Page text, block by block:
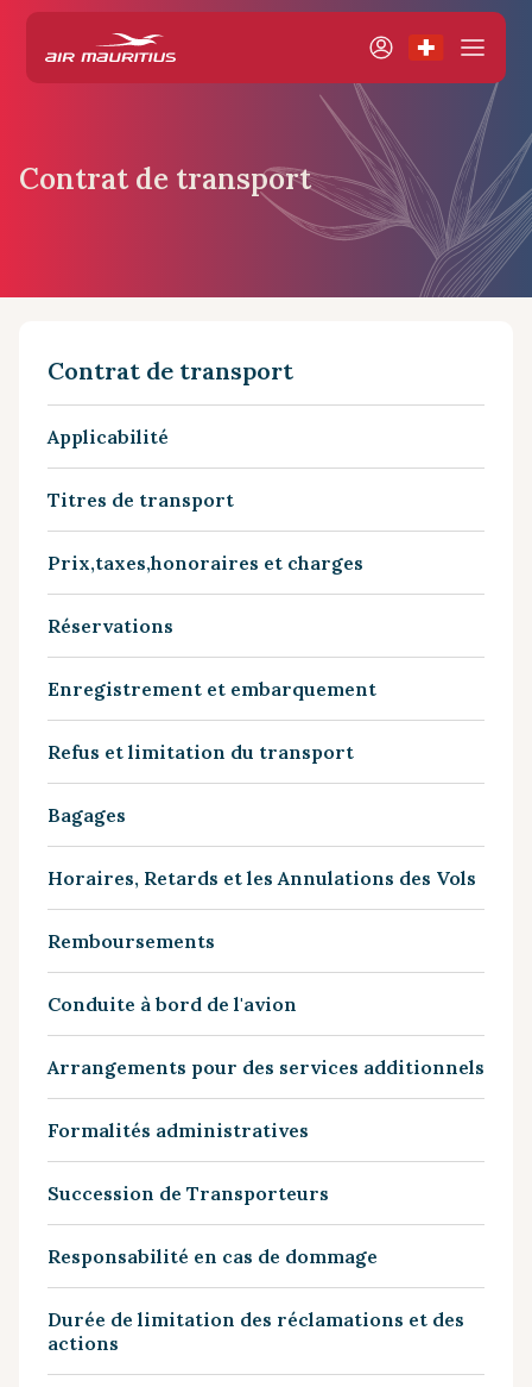
Contrat de transport
Contrat de transport
Applicabilité
Titres de transport
Prix,taxes,honoraires et charges
Réservations
Enregistrement et embarquement
Refus et limitation du transport
Bagages
Horaires, Retards et les Annulations des Vols
Remboursements
Conduite à bord de l'avion
Arrangements pour des services additionnels
Formalités administratives
Succession de Transporteurs
Responsabilité en cas de dommage
Durée de limitation des réclamations et des
actions